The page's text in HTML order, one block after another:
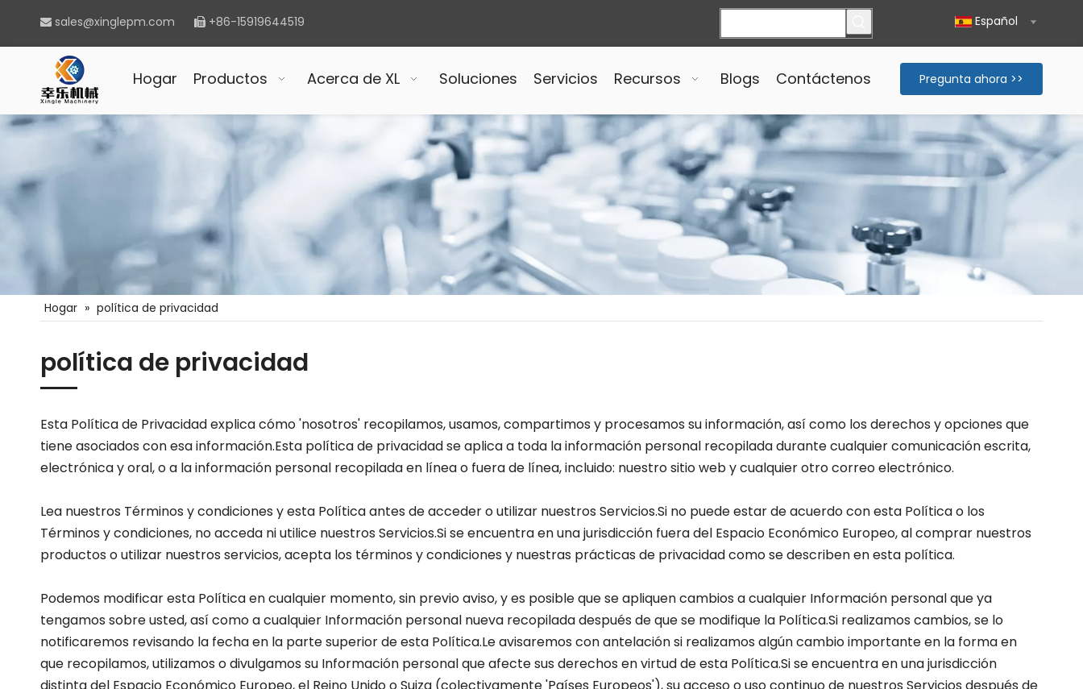
 sales@xinglepm.com  +86-15919644519 Español
Hogar Productos Acerca de XL Soluciones Servicios Recursos Blogs Contáctenos Pregunta ahora >>
Hogar » política de privacidad
política de privacidad
Esta Política de Privacidad explica cómo 'nosotros' recopilamos, usamos, compartimos y procesamos su información, así como los derechos y opciones que
tiene asociados con esa información.Esta política de privacidad se aplica a toda la información personal recopilada durante cualquier comunicación escrita,
electrónica y oral, o a la información personal recopilada en línea o fuera de línea, incluido: nuestro sitio web y cualquier otro correo electrónico.
Lea nuestros Términos y condiciones y esta Política antes de acceder o utilizar nuestros Servicios.Si no puede estar de acuerdo con esta Política o los
Términos y condiciones, no acceda ni utilice nuestros Servicios.Si se encuentra en una jurisdicción fuera del Espacio Económico Europeo, al comprar nuestros
productos o utilizar nuestros servicios, acepta los términos y condiciones y nuestras prácticas de privacidad como se describen en esta política.
Podemos modificar esta Política en cualquier momento, sin previo aviso, y es posible que se apliquen cambios a cualquier Información personal que ya
tengamos sobre usted, así como a cualquier Información personal nueva recopilada después de que se modifique la Política.Si realizamos cambios, se lo
notificaremos revisando la fecha en la parte superior de esta Política.Le avisaremos con antelación si realizamos algún cambio importante en la forma en
que recopilamos, utilizamos o divulgamos su Información personal que afecte sus derechos en virtud de esta Política.Si se encuentra en una jurisdicción